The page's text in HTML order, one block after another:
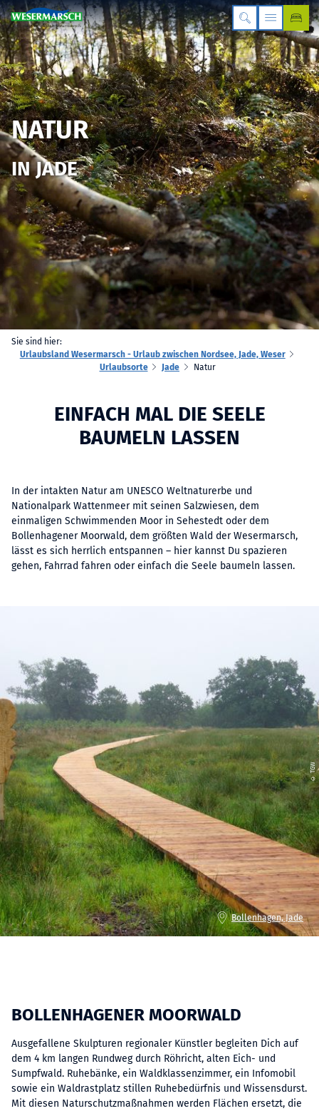
NATUR
IN JADE
Sie sind hier:
Urlaubsland Wesermarsch - Urlaub zwischen Nordsee, Jade, Weser
Urlaubsorte
Jade Natur
EINFACH MAL DIE SEELE
BAUMELN LASSEN
In der intakten Natur am UNESCO Weltnaturerbe und
Nationalpark Wattenmeer mit seinen Salzwiesen, dem
einmaligen Schwimmenden Moor in Sehestedt oder dem
Bollenhagener Moorwald, dem größten Wald der Wesermarsch,
lässt es sich herrlich entspannen – hier kannst Du spazieren
gehen, Fahrrad fahren oder einfach die Seele baumeln lassen.
Bollenhagen, Jade
© TGW
BOLLENHAGENER MOORWALD
Ausgefallene Skulpturen regionaler Künstler begleiten Dich auf
dem 4 km langen Rundweg durch Röhricht, alten Eich- und
Sumpfwald. Ruhebänke, ein Waldklassenzimmer, ein Infomobil
sowie ein Waldrastplatz stillen Ruhebedürfnis und Wissensdurst.
Mit diesen Naturschutzmaßnahmen werden Flächen ersetzt, die